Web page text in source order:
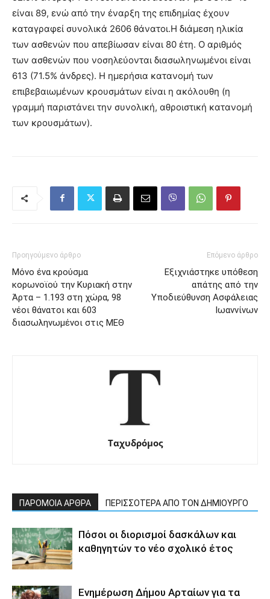
είναι 89, ενώ από την έναρξη της επιδημίας έχουν
καταγραφεί συνολικά 2606 θάνατοι.Η διάμεση ηλικία
των ασθενών που απεβίωσαν είναι 80 έτη. Ο αριθμός
των ασθενών που νοσηλεύονται διασωληνωμένοι είναι
613 (71.5% άνδρες). Η ημερήσια κατανομή των
επιβεβαιωμένων κρουσμάτων είναι η ακόλουθη (η
γραμμή παριστάνει την συνολική, αθροιστική κατανομή
των κρουσμάτων).
Προηγούμενο άρθρο
Μόνο ένα κρούσμα
κορωνοϊού την Κυριακή στην
Άρτα – 1.193 στη χώρα, 98
νέοι θάνατοι και 603
διασωληνωμένοι στις ΜΕΘ
Επόμενο άρθρο
Εξιχνιάστηκε υπόθεση
απάτης από την
Υποδιεύθυνση Ασφάλειας
Ιωαννίνων
Ταχυδρόμος
ΠΑΡΟΜΟΙΑ ΑΡΘΡΑ ΠΕΡΙΣΣΟΤΕΡΑ ΑΠΟ ΤΟΝ ΔΗΜΙΟΥΡΓΟ
Πόσοι οι διορισμοί δασκάλων και
καθηγητών το νέο σχολικό έτος
Ενημέρωση Δήμου Αρταίων για τα